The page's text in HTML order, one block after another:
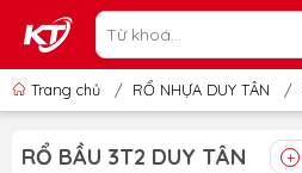
Trang chủ / RỔ NHỰA DUY TÂN /
RỔ BẦU 3T2 DUY TÂN